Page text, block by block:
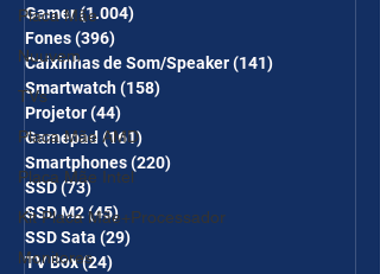
Placa Mãe
Nuuvem
TVs
Placa Mãe AMD
Placa Mãe Intel
Kit Placa Mãe+Processador
Monitores
Gamer(1.004)
Fones(396)
Caixinhas de Som/Speaker(141)
Smartwatch(158)
Projetor(44)
Gamepad (161)
Smartphones(220)
SSD(73)73 posts
SSD M2(45)45 posts
SSD Sata (29)
TV Box(24)